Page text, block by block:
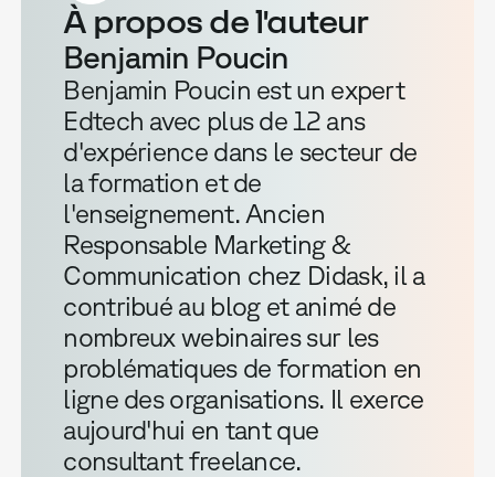
À propos de l'auteur
Benjamin Poucin
Benjamin Poucin est un expert
Edtech avec plus de 12 ans
d'expérience dans le secteur de
la formation et de
l'enseignement. Ancien
Responsable Marketing &
Communication chez Didask, il a
contribué au blog et animé de
nombreux webinaires sur les
problématiques de formation en
ligne des organisations. Il exerce
aujourd'hui en tant que
consultant freelance.